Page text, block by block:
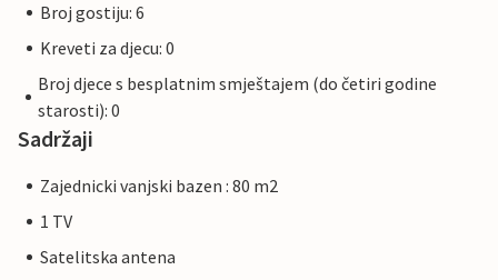
Broj gostiju: 6
Kreveti za djecu: 0
Broj djece s besplatnim smještajem (do četiri godine
starosti): 0
Sadržaji
Zajednicki vanjski bazen : 80 m2
1 TV
Satelitska antena